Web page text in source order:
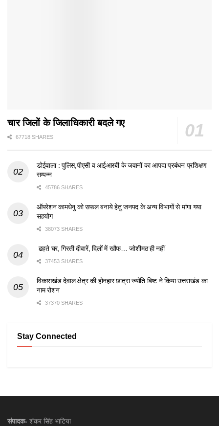
चार जिलों के जिलाधिकारी बदले गए
67718 SHARES
डोईवाला : पुलिस,पीएसी व आईआरबी के जवानों का आपदा प्रबंधन प्रशिक्षण
सम्पन्न
45786 SHARES
ऑपरेशन कामधेनु को सफल बनाये हेतु जनपद के अन्य विभागों से मांगा गया
सहयोग
38073 SHARES
ढहते घर, गिरती दीवारें, दिलों में खौफ… जोशीमठ ही नहीं
37453 SHARES
विकासखंड देवाल क्षेत्र की होनहार छात्रा ज्योति बिष्ट ने किया उत्तराखंड का
नाम रोशन
37370 SHARES
Stay Connected
संपादक- शंकर सिंह भाटिया